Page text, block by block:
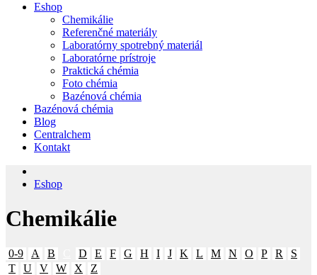
Eshop
Chemikálie
Referenčné materiály
Laboratórny spotrebný materiál
Laboratórne prístroje
Praktická chémia
Foto chémia
Bazénová chémia
Bazénová chémia
Blog
Centralchem
Kontakt
Eshop
Chemikálie
0-9 A B D E F G H I J K L M N O P R
S
T
U V W X Z